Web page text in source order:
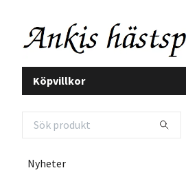
Köpvillkor
Nyheter